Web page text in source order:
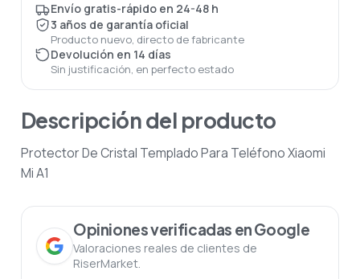
Envío gratis-rápido en 24-48 h
3 años de garantía oficial
Producto nuevo, directo de fabricante
Devolución en 14 días
Sin justificación, en perfecto estado
Descripción del producto
Protector De Cristal Templado Para Teléfono Xiaomi
Mi A1
Opiniones verificadas en Google
Valoraciones reales de clientes de
RiserMarket.